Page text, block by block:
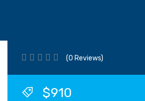
(0 Reviews)
$910